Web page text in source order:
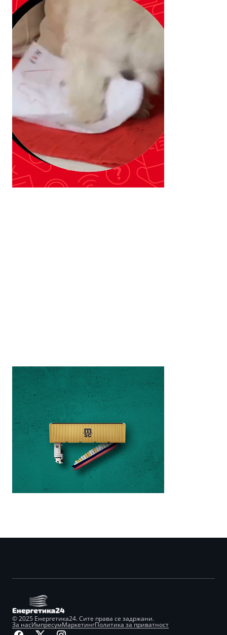
© 2025 Енергетика24. Сите права се задржани.
За насИмпресумМаркетингПолитика за приватност